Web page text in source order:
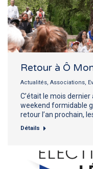
Retour à Ô
Actualités, Associations,
C’était le mois
weekend formidable
retour l’an prochain,
Détails